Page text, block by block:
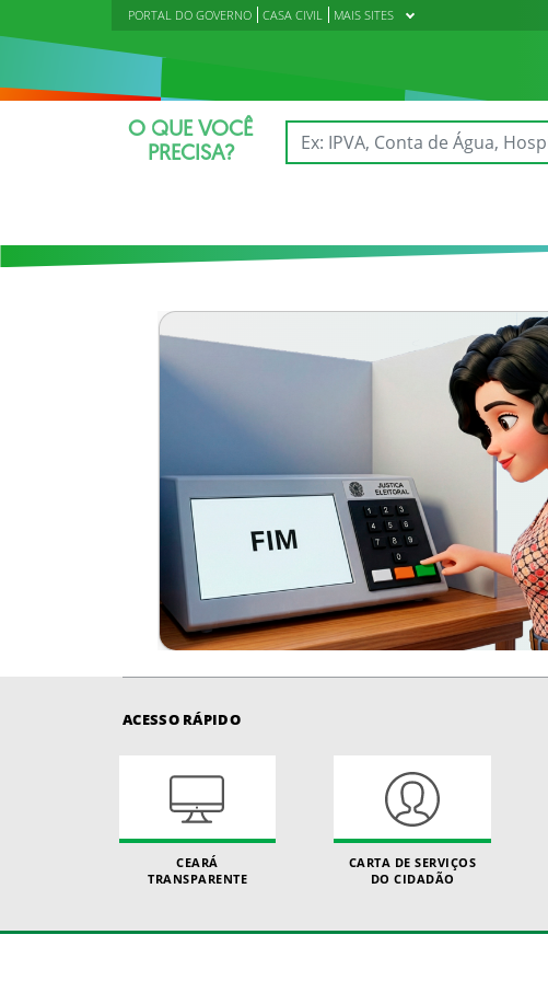
PORTAL DO GOVERNO CASA CIVIL MAIS SITES
O QUE VOCÊ
PRECISA?
ACESSO RÁPIDO
CEARÁ
TRANSPARENTE
CARTA DE SERVIÇOS
DO CIDADÃO